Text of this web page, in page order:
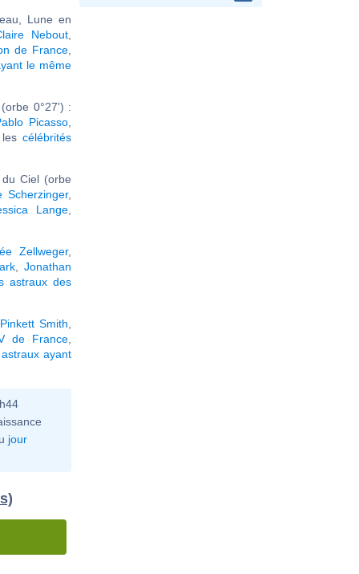
Lune en
Nebout
de France
le même
0°27') :
Picasso
lescélébrités
Ciel (orbe
Scherzinger,
Lange
Zellweger,
, Jonathan
astraux des
Smith
de France
ayant
jour